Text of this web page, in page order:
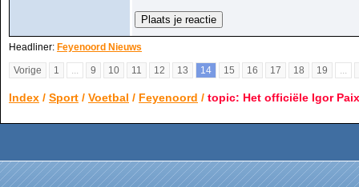
Headliner: Feyenoord Nieuws
Vorige 1 ... 9 10 11 12 13 14 15 16 17 18 19 ...
Index / Sport / Voetbal / Feyenoord / topic: Het officiële Igor